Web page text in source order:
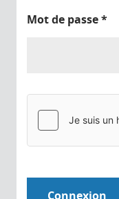
Mot de passe*